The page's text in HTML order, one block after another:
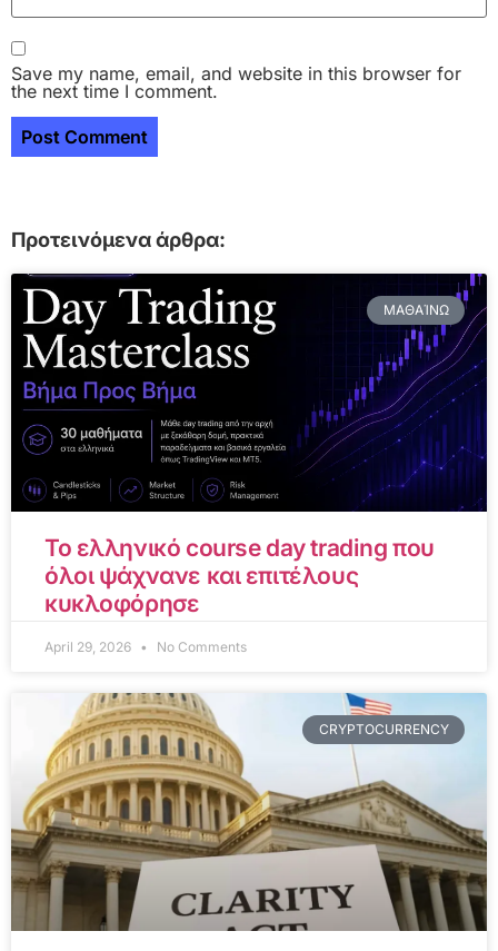
Save my name, email, and website in this browser for
the next time I comment.
Προτεινόμενα άρθρα:
ΜΑΘΑΊΝΩ
Το ελληνικό course day trading που
όλοι ψάχνανε και επιτέλους
κυκλοφόρησε
April 29, 2026 No Comments
CRYPTOCURRENCY